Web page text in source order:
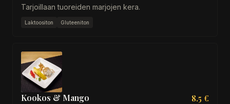
Tarjoillaan tuoreiden marjojen kera.
Laktoositon Gluteeniton
Kookos & Mango 8.5 €